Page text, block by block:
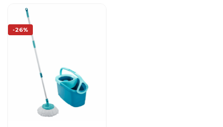
2,159,000 ₫.
-26%